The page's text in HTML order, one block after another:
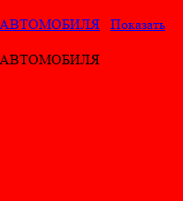
Показать